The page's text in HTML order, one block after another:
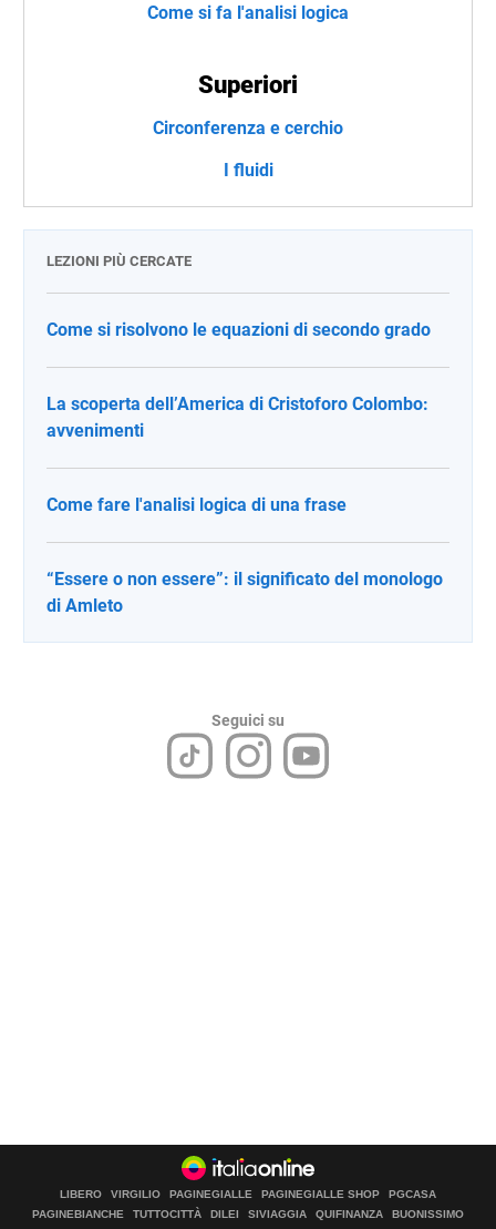
Come si fa l'analisi logica
Superiori
Circonferenza e cerchio
I fluidi
LEZIONI PIÙ CERCATE
Come si risolvono le equazioni di secondo grado
La scoperta dell’America di Cristoforo Colombo:
avvenimenti
Come fare l'analisi logica di una frase
“Essere o non essere”: il significato del monologo
di Amleto
Seguici su
LIBERO VIRGILIO PAGINEGIALLE PAGINEGIALLE SHOP
PGCASA
PAGINEBIANCHE
TUTTOCITTÀ DILEI SIVIAGGIA QUIFINANZA
BUONISSIMO